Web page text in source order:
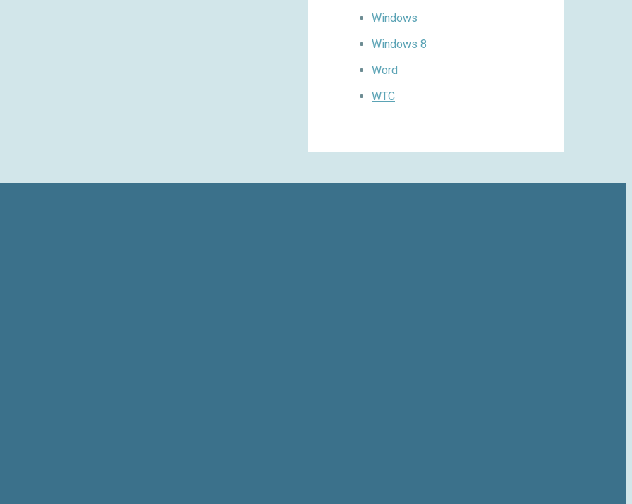
Windows
Windows 8
Word
WTC